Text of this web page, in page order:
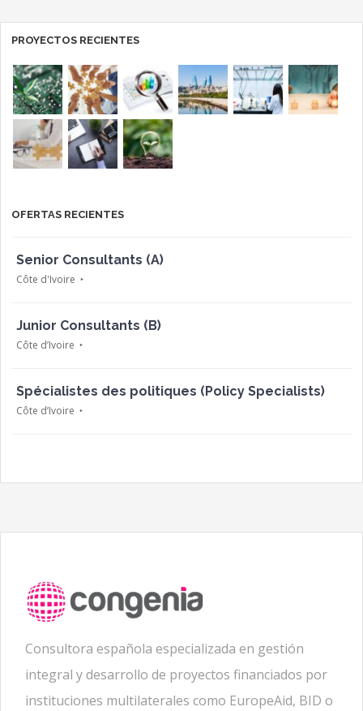
PROYECTOS RECIENTES
OFERTAS RECIENTES
Senior Consultants (A)
Côte d'Ivoire
Junior Consultants (B)
Côte d’Ivoire
Spécialistes des politiques (Policy Specialists)
Côte d’Ivoire
Consultora española especializada en gestión
integral y desarrollo de proyectos financiados por
instituciones multilaterales como EuropeAid, BID o